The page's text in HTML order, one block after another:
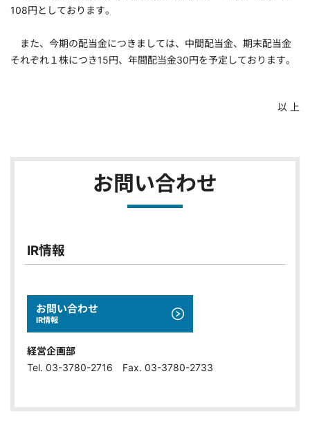
108円としております。
また、今期の配当金につきましては、中間配当金、期末配当金
それぞれ１株につき15円、年間配当金30円を予定しております。
以 上
お問い合わせ
IR情報
お問い合わせ
IR情報
経営企画部
Tel. 03-3780-2716 Fax. 03-3780-2733